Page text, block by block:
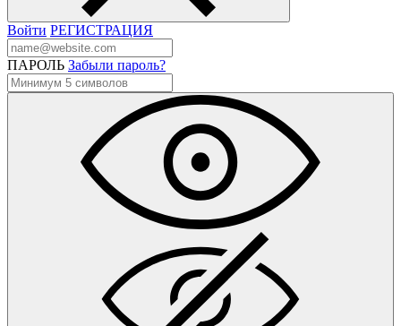
Войти РЕГИСТРАЦИЯ
ПАРОЛЬ Забыли пароль?